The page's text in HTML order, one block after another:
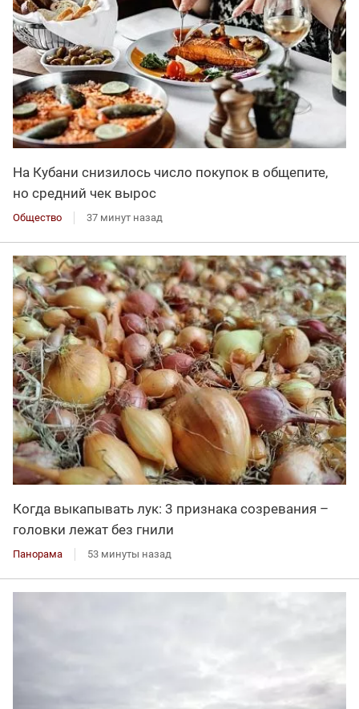
На Кубани снизилось число покупок в общепите,
но средний чек вырос
Общество 37 минут назад
Когда выкапывать лук: 3 признака созревания –
головки лежат без гнили
Панорама 53 минуты назад